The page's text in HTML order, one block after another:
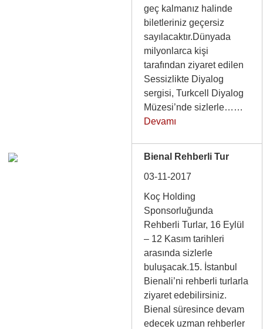
geç kalmanız halinde
biletleriniz geçersiz
sayılacaktır.Dünyada
milyonlarca kişi
tarafından ziyaret edilen
Sessizlikte Diyalog
sergisi, Turkcell Diyalog
Müzesi’nde sizlerle……
Devamı
Bienal Rehberli Tur
03-11-2017
Koç Holding
Sponsorluğunda
Rehberli Turlar, 16 Eylül
– 12 Kasım tarihleri
arasında sizlerle
buluşacak.15. İstanbul
Bienali’ni rehberli turlarla
ziyaret edebilirsiniz.
Bienal süresince devam
edecek uzman rehberler